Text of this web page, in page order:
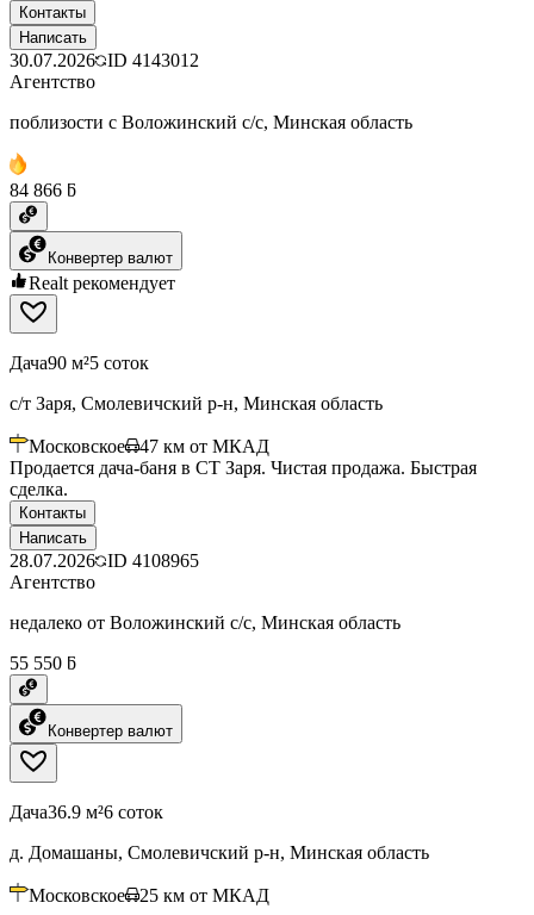
Контакты
Написать
30.07.2026 ID 4143012
Агентство
поблизости с Воложинский с/с, Минская область
84 866 ƃ
Конвертер валют
Realt рекомендует
Дача90 м²5 соток
с/т Заря, Смолевичский р-н, Минская область
Московское 47 км от МКАД
Продается дача-баня в СТ Заря. Чистая продажа. Быстрая
сделка.
Контакты
Написать
28.07.2026 ID 4108965
Агентство
недалеко от Воложинский с/с, Минская область
55 550 ƃ
Конвертер валют
Дача36.9 м²6 соток
д. Домашаны, Смолевичский р-н, Минская область
Московское 25 км от МКАД